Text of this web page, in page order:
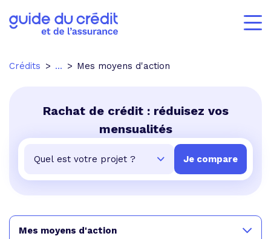
Crédits ... Mes moyens d'action
Rachat de crédit : réduisez vos
mensualités
Mes moyens d'action